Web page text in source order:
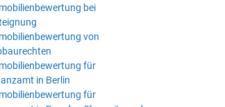
bei
von
für
in Berlin
für